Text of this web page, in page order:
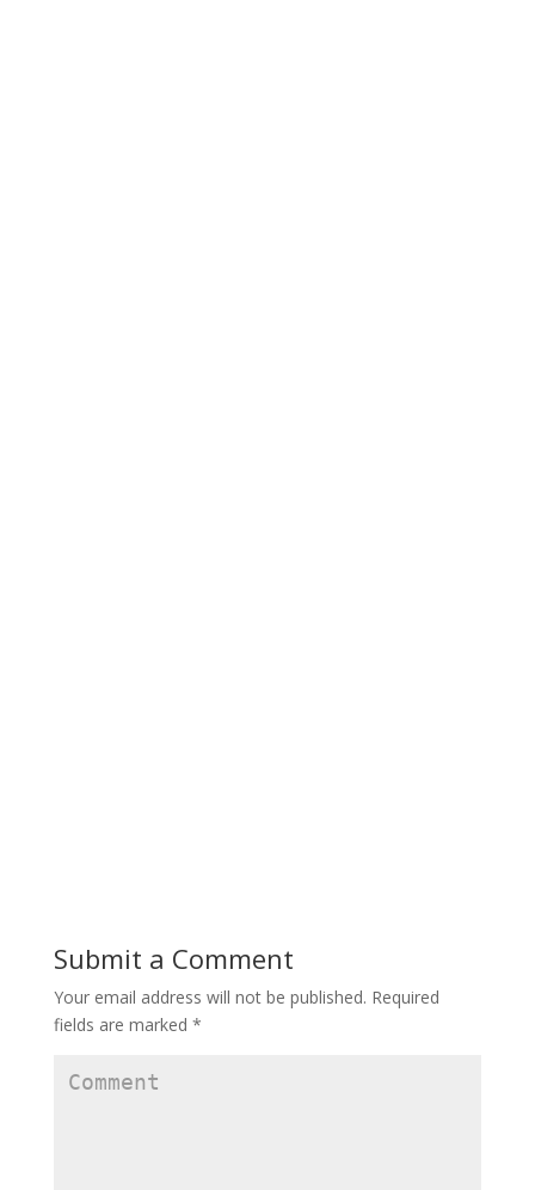
Submit a Comment
Your email address will not be published. Required
fields are marked *